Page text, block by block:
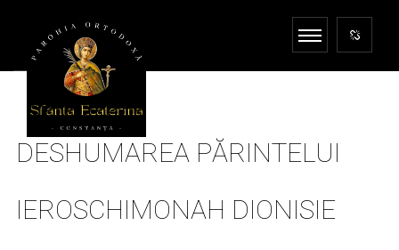
DESHUMAREA PĂRINTELUI
IEROSCHIMONAH DIONISIE